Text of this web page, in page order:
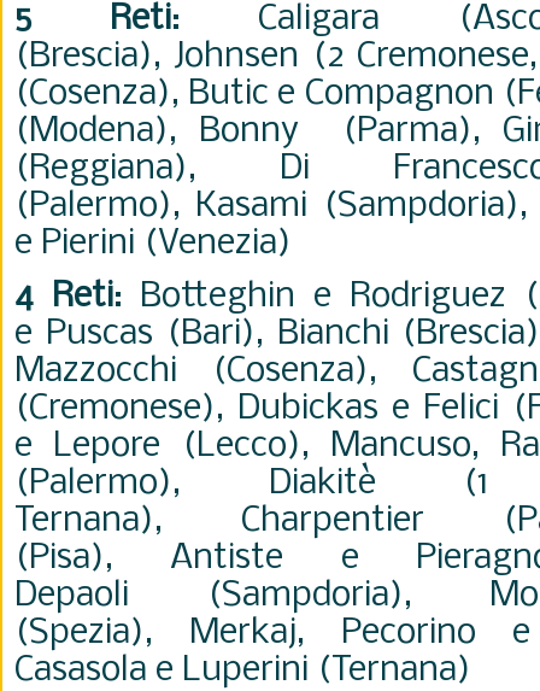
5 Reti: Caligara
(Brescia), Johnsen (2
(Cosenza), Butic e Compagnon
(Modena), Bonny (Parma),
(Reggiana), Di
(Palermo), Kasami
e Pierini (Venezia)
4 Reti: Botteghin e Rodriguez
e Puscas (Bari), Bianchi
Mazzocchi
(Cosenza),
(Cremonese), Dubickas e Felici
e Lepore (Lecco), Mancuso,
(Palermo), Diakitè (1
Ternana), Charpentier
(Pisa), Antiste e
Depaoli
(Sampdoria),
(Spezia), Merkaj, Pecorino
Casasola e Luperini (Ternana)